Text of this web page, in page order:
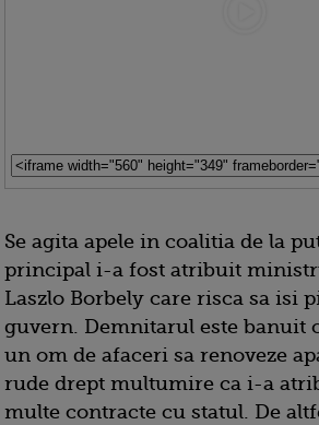
Se agita apele in coalitia de la
principal i-a fost atribuit
Laszlo Borbely care risca sa isi
guvern. Demnitarul este banuit
un om de afaceri sa renoveze
rude drept multumire ca i-a
multe contracte cu statul. De